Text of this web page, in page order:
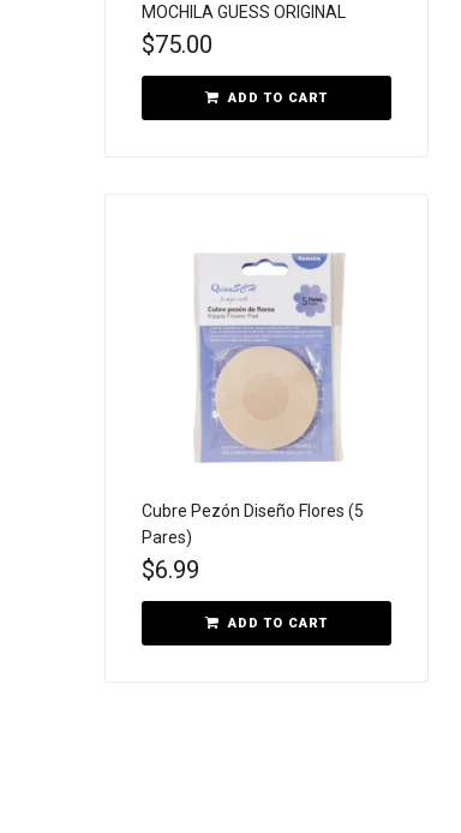
MOCHILA GUESS ORIGINAL
$75.00
ADD TO CART
Cubre Pezón Diseño Flores (5
Pares)
$6.99
ADD TO CART